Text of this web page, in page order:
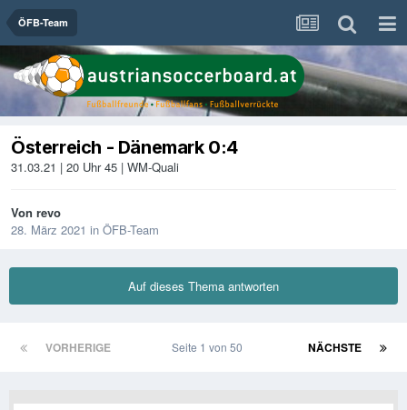
ÖFB-Team
Österreich - Dänemark 0:4
31.03.21 | 20 Uhr 45 | WM-Quali
Von revo
28. März 2021 in ÖFB-Team
Auf dieses Thema antworten
VORHERIGE NÄCHSTE
Seite 1 von 50